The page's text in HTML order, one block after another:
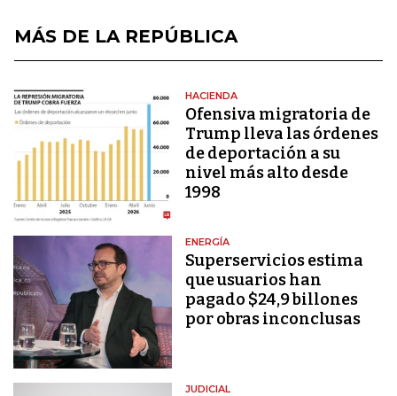
MÁS DE LA REPÚBLICA
HACIENDA
Ofensiva migratoria de
Trump lleva las órdenes
de deportación a su
nivel más alto desde
1998
ENERGÍA
Superservicios estima
que usuarios han
pagado $24,9 billones
por obras inconclusas
JUDICIAL